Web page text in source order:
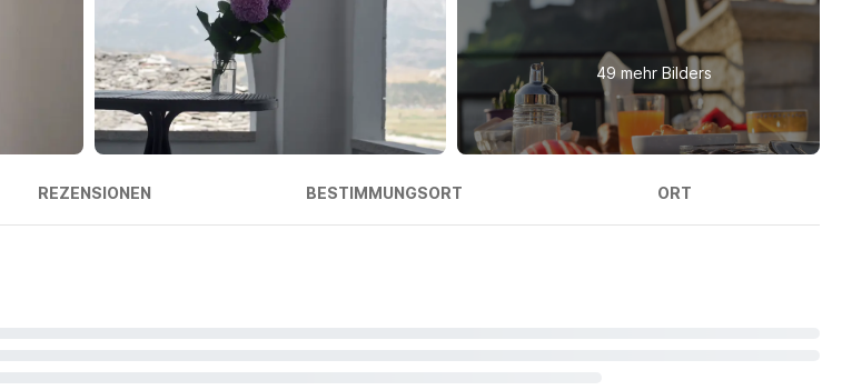
49 mehr Bilders
REZENSIONEN BESTIMMUNGSORT ORT